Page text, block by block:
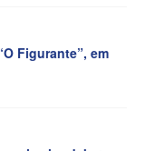
Figurante”, em